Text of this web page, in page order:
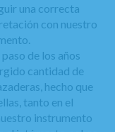
una correcta
con nuestro
de los años
cantidad de
hecho que
tanto en el
instrumento